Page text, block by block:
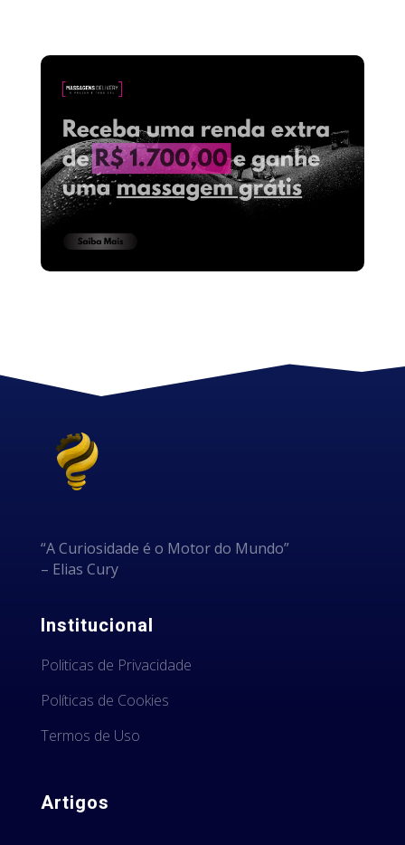
“A Curiosidade é o Motor do Mundo”
– Elias Cury
Institucional
Politicas de Privacidade
Políticas de Cookies
Termos de Uso
Artigos